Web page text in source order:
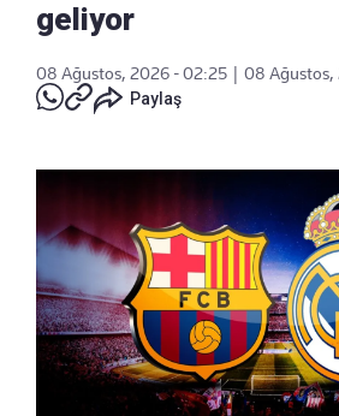
geliyor
08 Ağustos, 2026 - 02:25
08 Ağustos,
Paylaş